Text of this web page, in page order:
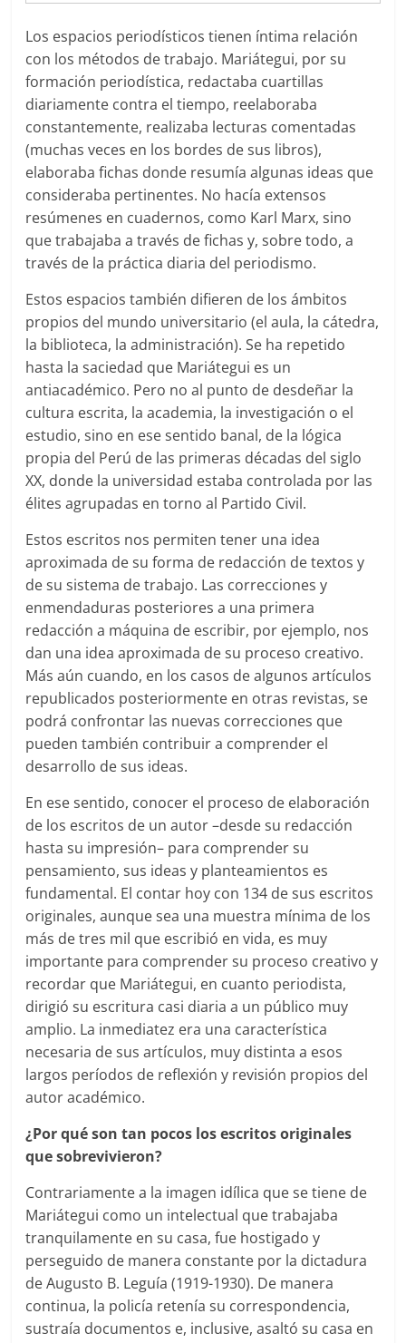
Los espacios periodísticos tienen íntima relación
con los métodos de trabajo. Mariátegui, por su
formación periodística, redactaba cuartillas
diariamente contra el tiempo, reelaboraba
constantemente, realizaba lecturas comentadas
(muchas veces en los bordes de sus libros),
elaboraba fichas donde resumía algunas ideas que
consideraba pertinentes. No hacía extensos
resúmenes en cuadernos, como Karl Marx, sino
que trabajaba a través de fichas y, sobre todo, a
través de la práctica diaria del periodismo.
Estos espacios también difieren de los ámbitos
propios del mundo universitario (el aula, la cátedra,
la biblioteca, la administración). Se ha repetido
hasta la saciedad que Mariátegui es un
antiacadémico. Pero no al punto de desdeñar la
cultura escrita, la academia, la investigación o el
estudio, sino en ese sentido banal, de la lógica
propia del Perú de las primeras décadas del siglo
XX, donde la universidad estaba controlada por las
élites agrupadas en torno al Partido Civil.
Estos escritos nos permiten tener una idea
aproximada de su forma de redacción de textos y
de su sistema de trabajo. Las correcciones y
enmendaduras posteriores a una primera
redacción a máquina de escribir, por ejemplo, nos
dan una idea aproximada de su proceso creativo.
Más aún cuando, en los casos de algunos artículos
republicados posteriormente en otras revistas, se
podrá confrontar las nuevas correcciones que
pueden también contribuir a comprender el
desarrollo de sus ideas.
En ese sentido, conocer el proceso de elaboración
de los escritos de un autor –desde su redacción
hasta su impresión– para comprender su
pensamiento, sus ideas y planteamientos es
fundamental. El contar hoy con 134 de sus escritos
originales, aunque sea una muestra mínima de los
más de tres mil que escribió en vida, es muy
importante para comprender su proceso creativo y
recordar que Mariátegui, en cuanto periodista,
dirigió su escritura casi diaria a un público muy
amplio. La inmediatez era una característica
necesaria de sus artículos, muy distinta a esos
largos períodos de reflexión y revisión propios del
autor académico.
¿Por qué son tan pocos los escritos originales
que sobrevivieron?
Contrariamente a la imagen idílica que se tiene de
Mariátegui como un intelectual que trabajaba
tranquilamente en su casa, fue hostigado y
perseguido de manera constante por la dictadura
de Augusto B. Leguía (1919-1930). De manera
continua, la policía retenía su correspondencia,
sustraía documentos e, inclusive, asaltó su casa en